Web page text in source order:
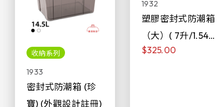
收納系列
1933
密封式防潮箱 (珍
寶) (外觀設計註冊)
1932
塑膠密封式防潮箱
（大）( 7升/1.54加
侖)
$325.00